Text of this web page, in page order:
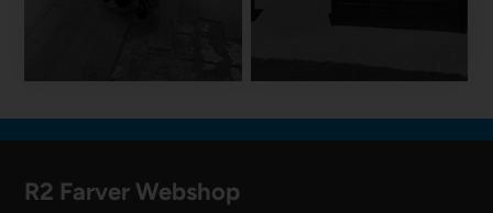
R2 Farver Webshop